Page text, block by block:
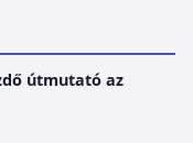
útmutató az